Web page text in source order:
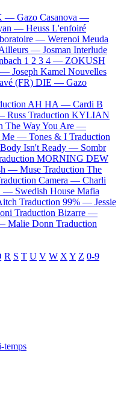
— Gazo Casanova —
— Heuss L'enfoiré
— Werenoi Meuda
— Josman Interlude
1 2 3 4 — ZOKUSH
— Joseph Kamel Nouvelles
(FR) DIE — Gazo
AH HA — Cardi B
Russ Traduction KYLIAN
The Way You Are —
Me — Tones & I Traduction
Isn't Ready — Sombr
MORNING DEW
— Muse Traduction The
Camera — Charli
— Swedish House Mafia
Traduction 99% — Jessie
Traduction Bizarre —
Malie Donn Traduction
R S T U V W X Y Z 0-9
temps